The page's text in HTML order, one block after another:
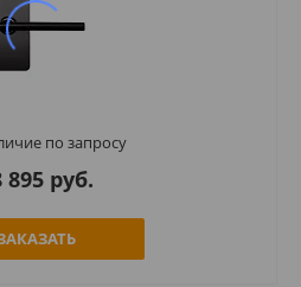
по запросу
895 руб.